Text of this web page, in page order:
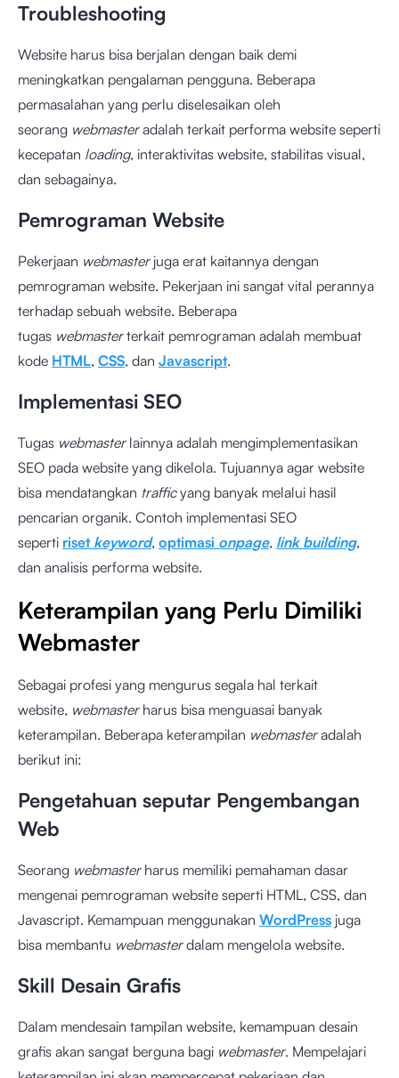
Troubleshooting
Website harus bisa berjalan dengan baik demi
meningkatkan pengalaman pengguna. Beberapa
permasalahan yang perlu diselesaikan oleh
seorang webmasteradalah terkait performa website seperti
kecepatan loading, interaktivitas website, stabilitas visual,
dan sebagainya.
Pemrograman Website
Pekerjaan webmasterjuga erat kaitannya dengan
pemrograman website. Pekerjaan ini sangat vital perannya
terhadap sebuah website. Beberapa
tugas webmasterterkait pemrograman adalah membuat
kode HTML, CSS, dan Javascript.
Implementasi SEO
Tugas webmaster lainnya adalah mengimplementasikan
SEO pada website yang dikelola. Tujuannya agar website
bisa mendatangkan trafficyang banyak melalui hasil
pencarian organik. Contoh implementasi SEO
seperti riset keyword, optimasi onpage, link building,
dan analisis performa website.
Keterampilan yang Perlu Dimiliki
Webmaster
Sebagai profesi yang mengurus segala hal terkait
website, webmaster harus bisa menguasai banyak
keterampilan. Beberapa keterampilan webmasteradalah
berikut ini:
Pengetahuan seputar Pengembangan
Web
Seorang webmasterharus memiliki pemahaman dasar
mengenai pemrograman website seperti HTML, CSS, dan
Javascript. Kemampuan menggunakan WordPress juga
bisa membantu webmasterdalam mengelola website.
Skill Desain Grafis
Dalam mendesain tampilan website, kemampuan desain
grafis akan sangat berguna bagi webmaster. Mempelajari